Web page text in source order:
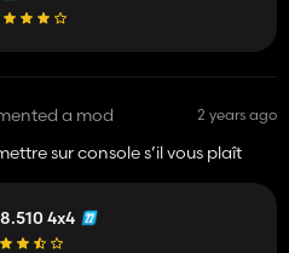
a mod 2 years ago
sur console s’il vous plaît
4x4